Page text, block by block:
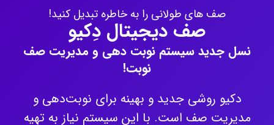
صف های طولانی را به خاطره تبدیل کنید!
صف دیجیتال دِکیو
نسل جدید سیستم نوبت دهی و مدیریت صف
نوبت!
دکیو روشی جدید و بهینه برای نوبت‌دهی و
مدیریت صف است. با این سیستم نیاز به تهیه